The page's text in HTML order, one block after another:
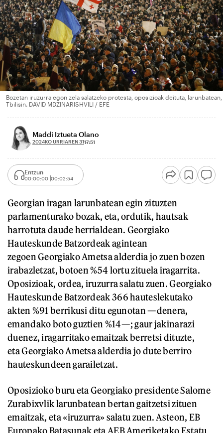
Bozetan iruzurra egon zela salatzeko protesta, oposizioak deituta, larunbatean,
Tbilisin. DAVID MDZINARISHVILI / EFE
Maddi Iztueta Olano
2024KO URRIAREN 3117:51
Entzun
00:00:00 00:02:54
Georgian iragan larunbatean egin zituzten
parlamenturako bozak, eta, ordutik, hautsak
harrotuta daude herrialdean. Georgiako
Hauteskunde Batzordeak agintean
zegoen Georgiako Ametsa alderdia jo zuen bozen
irabazletzat, botoen %54 lortu zituela iragarrita.
Oposizioak, ordea, iruzurra salatu zuen. Georgiako
Hauteskunde Batzordeak 366 hauteslekutako
akten %91 berrikusi ditu egunotan —denera,
emandako boto guztien %14—; gaur jakinarazi
duenez, iragarritako emaitzak berretsi dituzte,
eta Georgiako Ametsa alderdia jo dute berriro
hauteskundeen garailetzat.
Oposizioko buru eta Georgiako presidente Salome
Zurabixvlik larunbatean bertan gaitzetsi zituen
emaitzak, eta «iruzurra» salatu zuen. Asteon, EB
Europako Batasunak eta AEB Ameriketako Estatu